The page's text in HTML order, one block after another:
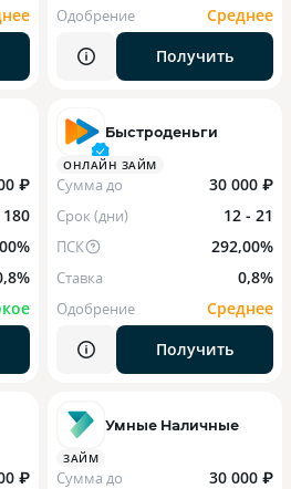
Одобрение
Среднее
Получить
₽
Быстроденьги
ОНЛАЙН ЗАЙМ
Сумма до 30 000 ₽
Срок (дни) 12 - 21
ПСК 292,00%
Ставка 0,8%
Одобрение
Среднее
Получить
₽
Умные Наличные
ЗАЙМ
Сумма до 30 000 ₽